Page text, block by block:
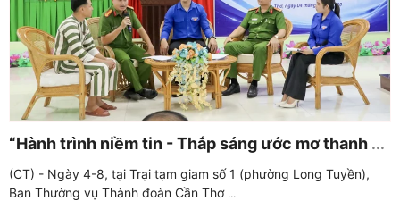
“Hành trình niềm tin - Thắp sáng ước mơ thanh ...
(CT) - Ngày 4-8, tại Trại tạm giam số 1 (phường Long Tuyền),
Ban Thường vụ Thành đoàn Cần Thơ...